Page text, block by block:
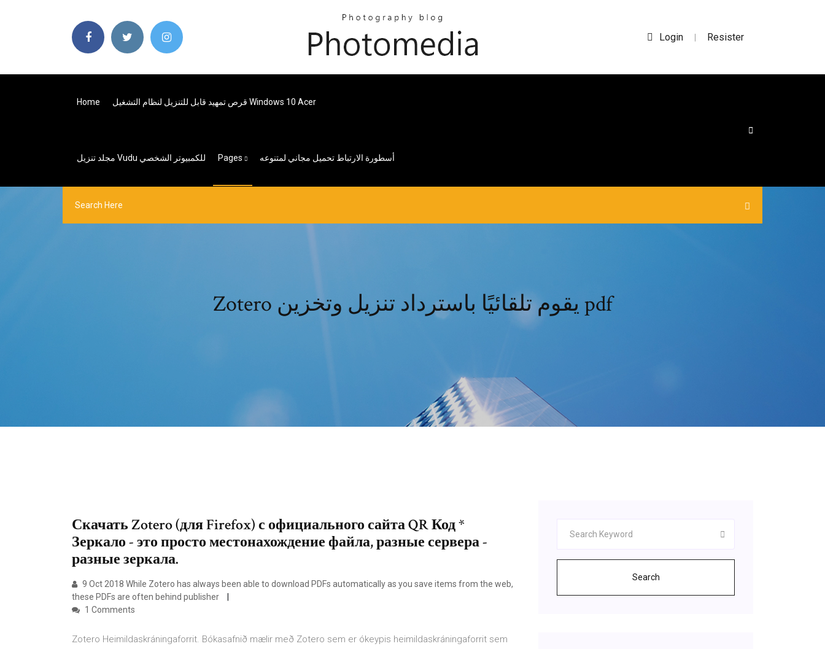
Login | Resister
Home قرص تمهيد قابل للتنزيل لنظام التشغيل Windows 10 Acer
مجلد تنزيل Vudu للكمبيوتر الشخصي Pages أسطورة الارتباط تحميل مجاني لمتنوعه
Zotero يقوم تلقائيًا باسترداد تنزيل وتخزين pdf
Скачать Zotero (для Firefox) с официального сайта QR Код *
Зеркало - это просто местонахождение файла, разные сервера -
разные зеркала.
9 Oct 2018 While Zotero has always been able to download PDFs automatically as you save items from the web,
these PDFs are often behind publisher
1 Comments
Zotero Heimildaskráningaforrit. Bókasafnið mælir með Zotero sem er ókeypis heimildaskráningaforrit sem
Search